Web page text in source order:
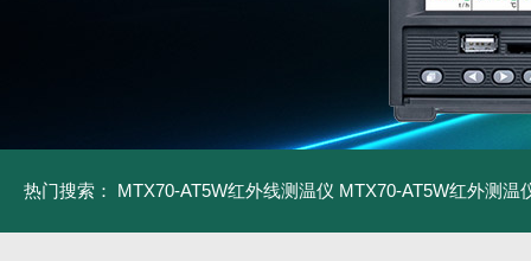
热门搜索： MTX70-AT5W红外线测温仪 MTX70-AT5W红外测温